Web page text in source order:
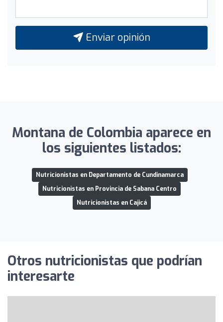
Enviar opinión
Montana de Colombia aparece en
los siguientes listados:
Nutricionistas en Departamento de Cundinamarca
Nutricionistas en Provincia de Sabana Centro
Nutricionistas en Cajicá
Otros nutricionistas que podrían
interesarte